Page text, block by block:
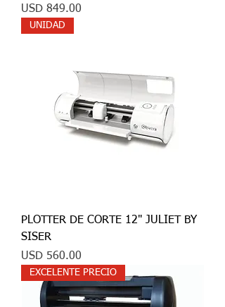
Precio
USD 849.00
UNIDAD
PLOTTER DE CORTE 12" JULIET BY
SISER
Precio
USD 560.00
EXCELENTE PRECIO